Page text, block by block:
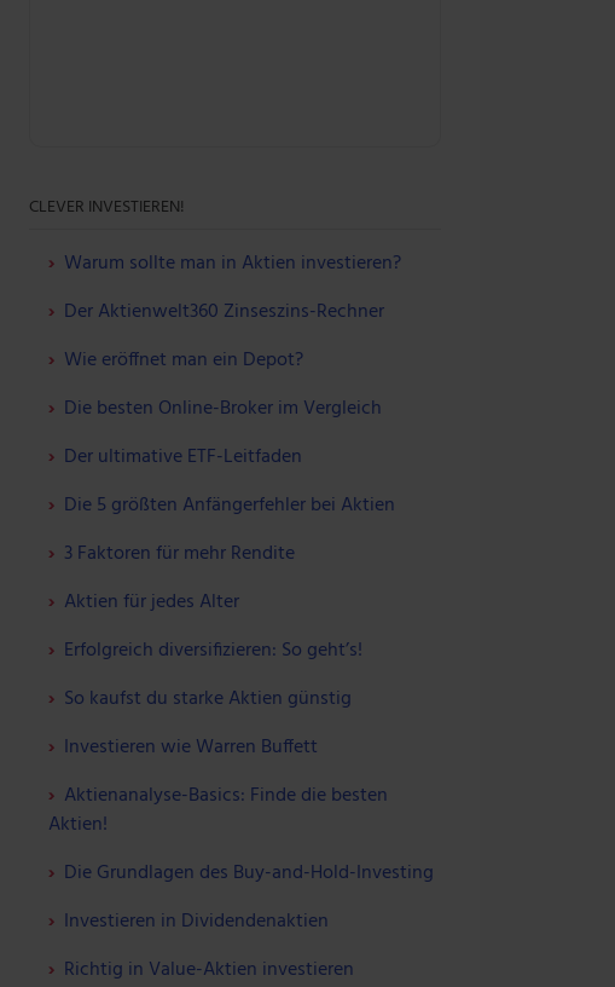
CLEVER INVESTIEREN!
Warum sollte man in Aktien investieren?
Der Aktienwelt360 Zinseszins-Rechner
Wie eröffnet man ein Depot?
Die besten Online-Broker im Vergleich
Der ultimative ETF-Leitfaden
Die 5 größten Anfängerfehler bei Aktien
3 Faktoren für mehr Rendite
Aktien für jedes Alter
Erfolgreich diversifizieren: So geht’s!
So kaufst du starke Aktien günstig
Investieren wie Warren Buffett
Aktienanalyse-Basics: Finde die besten
Aktien!
Die Grundlagen des Buy-and-Hold-Investing
Investieren in Dividendenaktien
Richtig in Value-Aktien investieren